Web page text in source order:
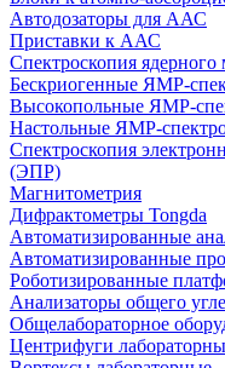
Автодозаторы для ААС
Приставки к ААС
Спектроскопия
Бескриогенные
Высокопольные
Настольные
Спектроскопия
(ЭПР)
Магнитометрия
Дифрактометры Tongda
Автоматизированные
Автоматизированные
Роботизированные
Анализаторы общего
Общелабораторное
Центрифуги